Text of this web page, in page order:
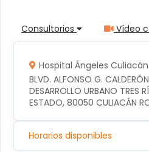
Consultorios Vídeo
Hospital Ángeles Culiacán
BLVD. ALFONSO G.
DESARROLLO URBANO TRES
ESTADO, 80050 CULIACÁN
Horarios disponibles